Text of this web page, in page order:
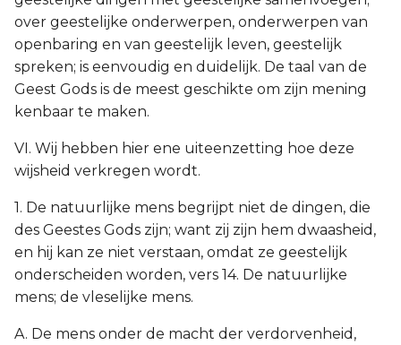
over geestelijke onderwerpen, onderwerpen van
openbaring en van geestelijk leven, geestelijk
spreken; is eenvoudig en duidelijk. De taal van de
Geest Gods is de meest geschikte om zijn mening
kenbaar te maken.
VI. Wij hebben hier ene uiteenzetting hoe deze
wijsheid verkregen wordt.
1. De natuurlijke mens begrijpt niet de dingen, die
des Geestes Gods zijn; want zij zijn hem dwaasheid,
en hij kan ze niet verstaan, omdat ze geestelijk
onderscheiden worden, vers 14. De natuurlijke
mens; de vleselijke mens.
A. De mens onder de macht der verdorvenheid,